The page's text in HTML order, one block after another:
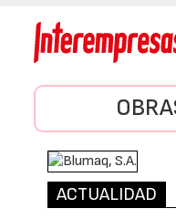
ACTUALIDAD